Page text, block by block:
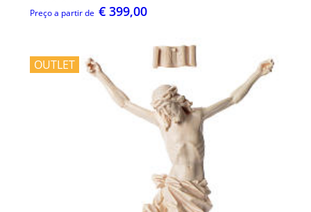
Preço a partir de € 399,00
OUTLET